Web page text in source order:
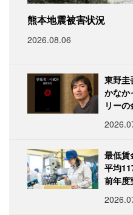
熊本地震被害状況
2026.08.06
東野圭
かな
リー
最低賃
平均
前年度